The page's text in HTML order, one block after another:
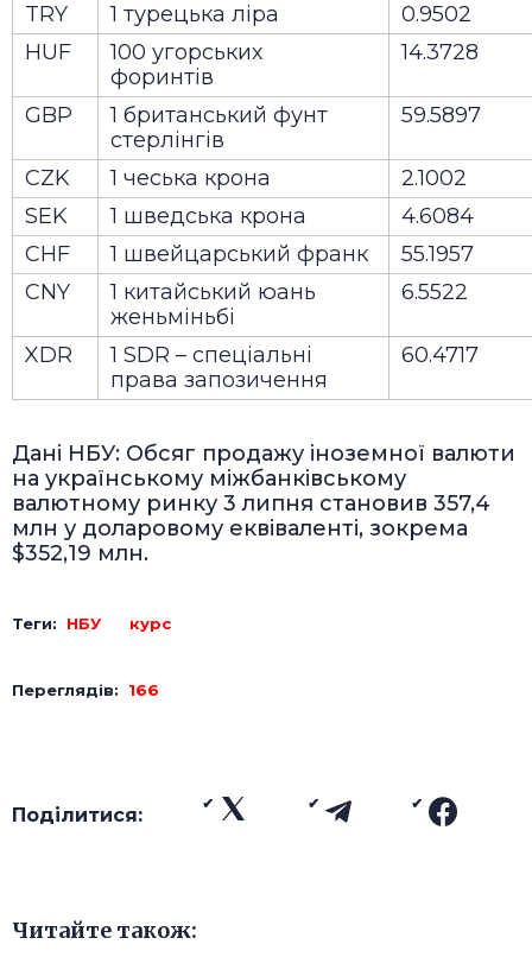
TRY 1 турецька ліра
0.9502
HUF
100 угорських
форинтів
14.3728
GBP
1 британський фунт
стерлінгів
59.5897
CZK 1 чеська крона
2.1002
SEK
1 шведська крона
4.6084
CHF
1 швейцарський франк
55.1957
CNY
1 китайський юань
женьміньбі
6.5522
XDR
1 SDR – спеціальні
права запозичення
60.4717
Дані НБУ: Обсяг продажу іноземної валюти
на українському міжбанківському
валютному ринку 3 липня становив 357,4
млн у доларовому еквіваленті, зокрема
$352,19 млн.
Теги: НБУ курс
Переглядів: 166
Поділитися:
Читайте також: